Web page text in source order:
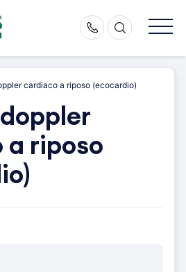
cardiaco a riposo (ecocardio)
a riposo